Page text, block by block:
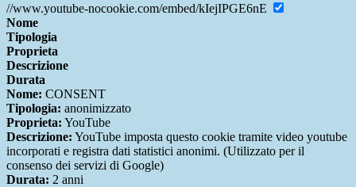
//www.youtube-nocookie.com/embed/kIejIPGE6nE
Nome
Tipologia
Proprieta
Descrizione
Durata
Nome: CONSENT
Tipologia: anonimizzato
Proprieta: YouTube
Descrizione: YouTube imposta questo cookie tramite video youtube
incorporati e registra dati statistici anonimi. (Utilizzato per il
consenso dei servizi di Google)
Durata: 2 anni